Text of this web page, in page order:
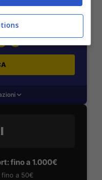
fino a 1.000€
fino a 50€